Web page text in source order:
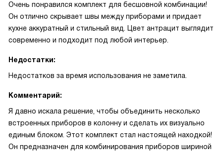
Очень понравился комплект для бесшовной комбинации!
Он отлично скрывает швы между приборами и придает
кухне аккуратный и стильный вид. Цвет антрацит выглядит
современно и подходит под любой интерьер.
Недостатки:
Недостатков за время использования не заметила.
Комментарий:
Я давно искала решение, чтобы объединить несколько
встроенных приборов в колонну и сделать их визуально
единым блоком. Этот комплект стал настоящей находкой!
Он предназначен для комбинирования приборов шириной